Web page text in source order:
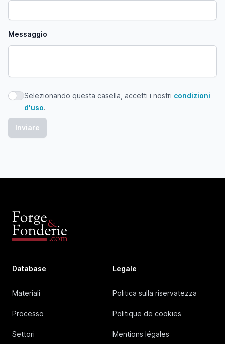
Messaggio
Selezionando questa casella, accetti i nostri condizioni
Selezionando questa casella, accetti i nostri condizioni
d'uso.
Database
Materiali
Processo
Settori
Legale
Politica sulla riservatezza
Politique de cookies
Mentions légales